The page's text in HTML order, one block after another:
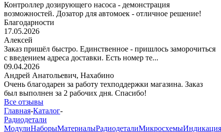
Контроллер дозирующего насоса - демонстрация
возможностей. Дозатор для автомоек - отличное решение!
Благодарности
17.05.2026
Алексей
Заказ пришёл быстро. Единственное - пришлось заморочиться
с введением адреса доставки. Есть номер те...
09.04.2026
Андрей Анатольевич, Нахабино
Очень благодарен за работу техподдержки магазина. Заказ
был выполнен за 2 рабочих дня. Спасибо!
Все отзывы
Главная-Каталог-
Радиодетали
МодулиНаборыМатериалыРадиодеталиМикросхемыИндикация